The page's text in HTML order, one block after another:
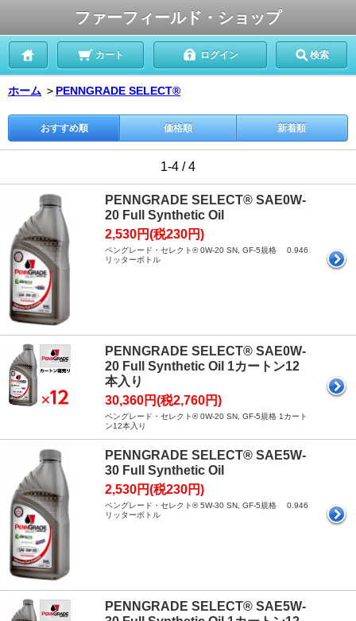
ファーフィールド・ショップ
カート ログイン 検索
ホーム ＞ PENNGRADE SELECT®
おすすめ順 価格順 新着順
1-4 / 4
PENNGRADE SELECT® SAE0W-
20 Full Synthetic Oil
2,530円(税230円)
ペングレード・セレクト® 0W-20 SN, GF-5規格 0.946
リッターボトル
PENNGRADE SELECT® SAE0W-
20 Full Synthetic Oil 1カートン12
本入り
30,360円(税2,760円)
ペングレード・セレクト® 0W-20 SN, GF-5規格 1カート
ン12本入り
PENNGRADE SELECT® SAE5W-
30 Full Synthetic Oil
2,530円(税230円)
ペングレード・セレクト® 5W-30 SN, GF-5規格 0.946
リッターボトル
PENNGRADE SELECT® SAE5W-